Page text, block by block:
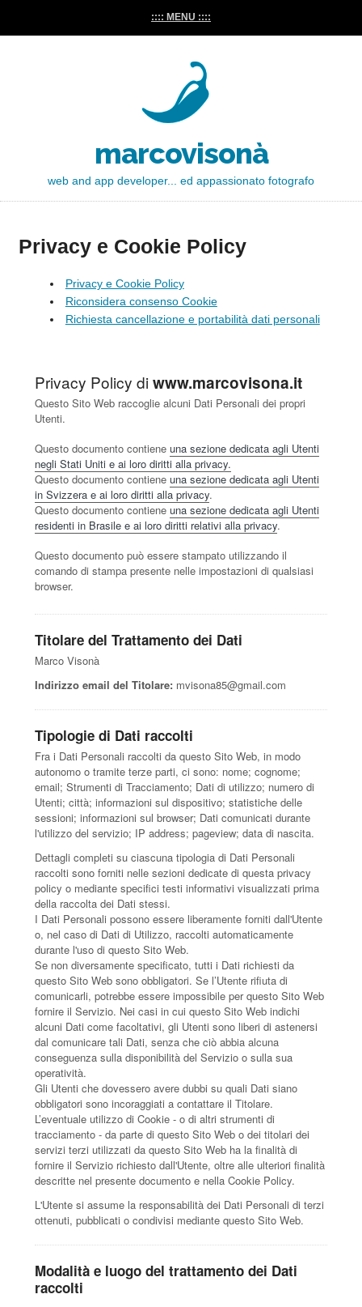
:::: MENU ::::
marcovisonà
web and app developer... ed appassionato fotografo
Privacy e Cookie Policy
Privacy e Cookie Policy
Riconsidera consenso Cookie
Richiesta cancellazione e portabilità dati personali
Privacy Policy di www.marcovisona.it
Questo Sito Web raccoglie alcuni Dati Personali dei propri
Utenti.
Questo documento contiene una sezione dedicata agli Utenti
negli Stati Uniti e ai loro diritti alla privacy.
Questo documento contiene una sezione dedicata agli Utenti
in Svizzera e ai loro diritti alla privacy.
Questo documento contiene una sezione dedicata agli Utenti
residenti in Brasile e ai loro diritti relativi alla privacy.
Questo documento può essere stampato utilizzando il
comando di stampa presente nelle impostazioni di qualsiasi
browser.
Titolare del Trattamento dei Dati
Marco Visonà
Indirizzo email del Titolare: mvisona85@gmail.com
Tipologie di Dati raccolti
Fra i Dati Personali raccolti da questo Sito Web, in modo
autonomo o tramite terze parti, ci sono: nome; cognome;
email; Strumenti di Tracciamento; Dati di utilizzo; numero di
Utenti; città; informazioni sul dispositivo; statistiche delle
sessioni; informazioni sul browser; Dati comunicati durante
l'utilizzo del servizio; IP address; pageview; data di nascita.
Dettagli completi su ciascuna tipologia di Dati Personali
raccolti sono forniti nelle sezioni dedicate di questa privacy
policy o mediante specifici testi informativi visualizzati prima
della raccolta dei Dati stessi.
I Dati Personali possono essere liberamente forniti dall'Utente
o, nel caso di Dati di Utilizzo, raccolti automaticamente
durante l'uso di questo Sito Web.
Se non diversamente specificato, tutti i Dati richiesti da
questo Sito Web sono obbligatori. Se l’Utente rifiuta di
comunicarli, potrebbe essere impossibile per questo Sito Web
fornire il Servizio. Nei casi in cui questo Sito Web indichi
alcuni Dati come facoltativi, gli Utenti sono liberi di astenersi
dal comunicare tali Dati, senza che ciò abbia alcuna
conseguenza sulla disponibilità del Servizio o sulla sua
operatività.
Gli Utenti che dovessero avere dubbi su quali Dati siano
obbligatori sono incoraggiati a contattare il Titolare.
L’eventuale utilizzo di Cookie - o di altri strumenti di
tracciamento - da parte di questo Sito Web o dei titolari dei
servizi terzi utilizzati da questo Sito Web ha la finalità di
fornire il Servizio richiesto dall'Utente, oltre alle ulteriori finalità
descritte nel presente documento e nella Cookie Policy.
L'Utente si assume la responsabilità dei Dati Personali di terzi
ottenuti, pubblicati o condivisi mediante questo Sito Web.
Modalità e luogo del trattamento dei Dati
raccolti